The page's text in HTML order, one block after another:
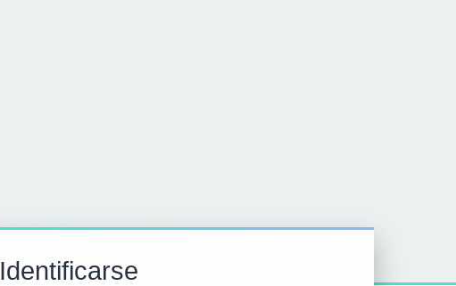
Identificarse